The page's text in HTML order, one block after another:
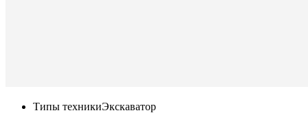
Типы техникиЭкскаватор